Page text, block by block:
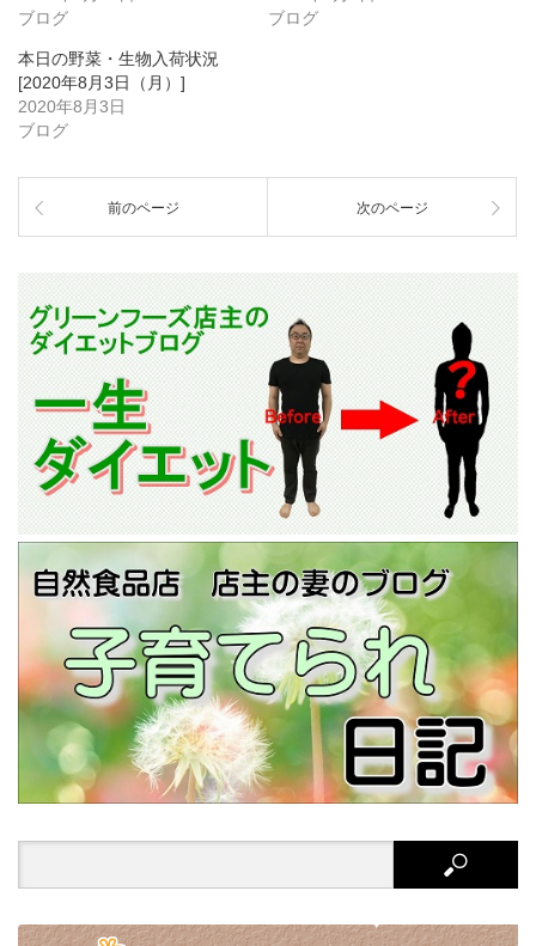
ブログ
ブログ
本日の野菜・生物入荷状況
[2020年8月3日（月）]
2020年8月3日
ブログ
前のページ 次のページ